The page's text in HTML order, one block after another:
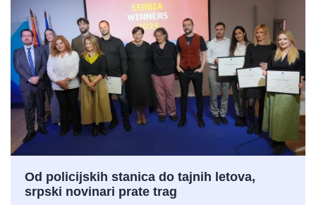
Od policijskih stanica do tajnih letova,
srpski novinari prate trag